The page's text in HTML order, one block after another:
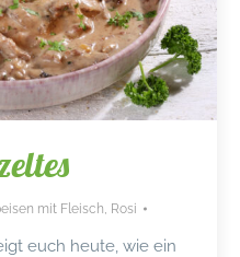
mit Fleisch, Rosi
euch heute, wie ein